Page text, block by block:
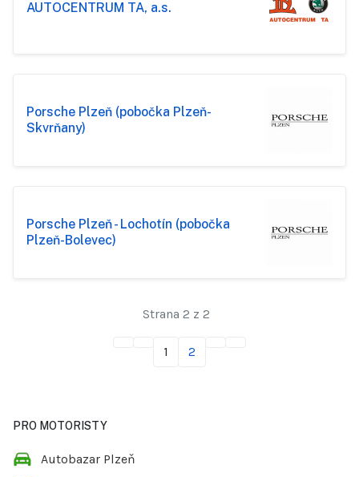
AUTOCENTRUM TA, a.s.
Porsche Plzeň (pobočka Plzeň-
Skvrňany)
Porsche Plzeň - Lochotín (pobočka
Plzeň-Bolevec)
Strana 2 z 2
1 2
PRO MOTORISTY
Autobazar Plzeň